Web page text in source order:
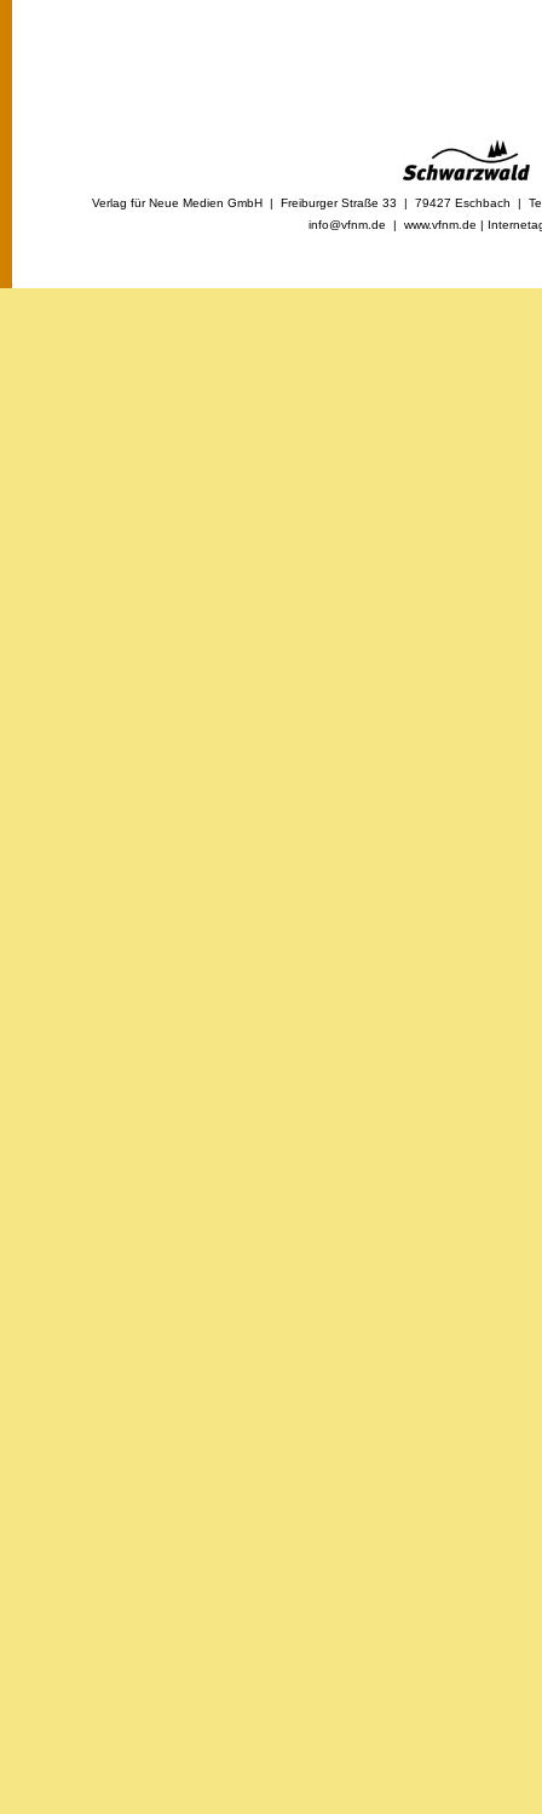
Verlag für Neue Medien GmbH | Freiburger Straße 33 | 79427 Eschbach |
info@vfnm.de | www.vfnm.de |